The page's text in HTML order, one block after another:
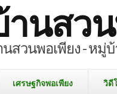
นสว
สวนพอเพียง - หมู่
เศรษฐกิจพอเพียง วิดี